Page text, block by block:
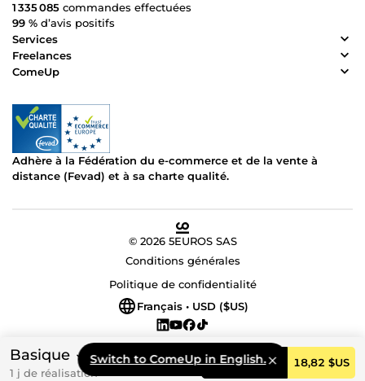
Basique
1 j de réalisation
Commander 18,82 $US
Switch to ComeUp in English.
1 335 085 commandes effectuées
99 % d’avis positifs
Services
Freelances
ComeUp
Adhère à la Fédération du e-commerce et de la vente à
distance (Fevad) et à sa charte qualité.
© 2026 5EUROS SAS
Conditions générales
Politique de confidentialité
Français • USD ($US)